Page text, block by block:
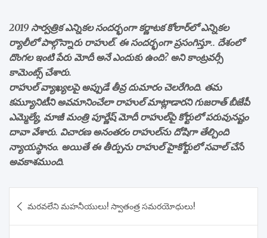
2019 సార్వత్రిక ఎన్నికల సందర్భంగా కర్ణాటక కోలార్‌లో ఎన్నికల
ర్యాలీలో పాల్గొన్నారు రాహుల్. ఈ సందర్భంగా ప్రసంగిస్తూ.. దేశంలో
దొంగల ఇంటి పేరు మోదీ అనే ఎందుకు ఉంది? అని కాంట్రవర్సీ
కామెంట్స్ చేశారు.
రాహుల్ వ్యాఖ్యలపై అప్పుడే తీవ్ర దుమారం చెలరేగింది. తమ
కమ్యూనిటీని అవమానించేలా రాహుల్ మాట్లాడారని గుజరాత్ బీజేపీ
ఎమ్మెల్యే, మాజీ మంత్రి పూర్ణేష్‌ మోదీ రాహుల్‌పై కోర్టులో పరువునష్టం
దావా వేశారు. విచారణ అనంతరం రాహుల్‌ను దోషిగా తేల్చింది
న్యాయస్థానం. అయితే ఈ తీర్పును రాహుల్‌ హైకోర్టులో సవాల్ చేసే
అవకాశముంది.
navigation
మరవలేని మహనీయులు! స్వాతంత్ర సమరయోధులు!